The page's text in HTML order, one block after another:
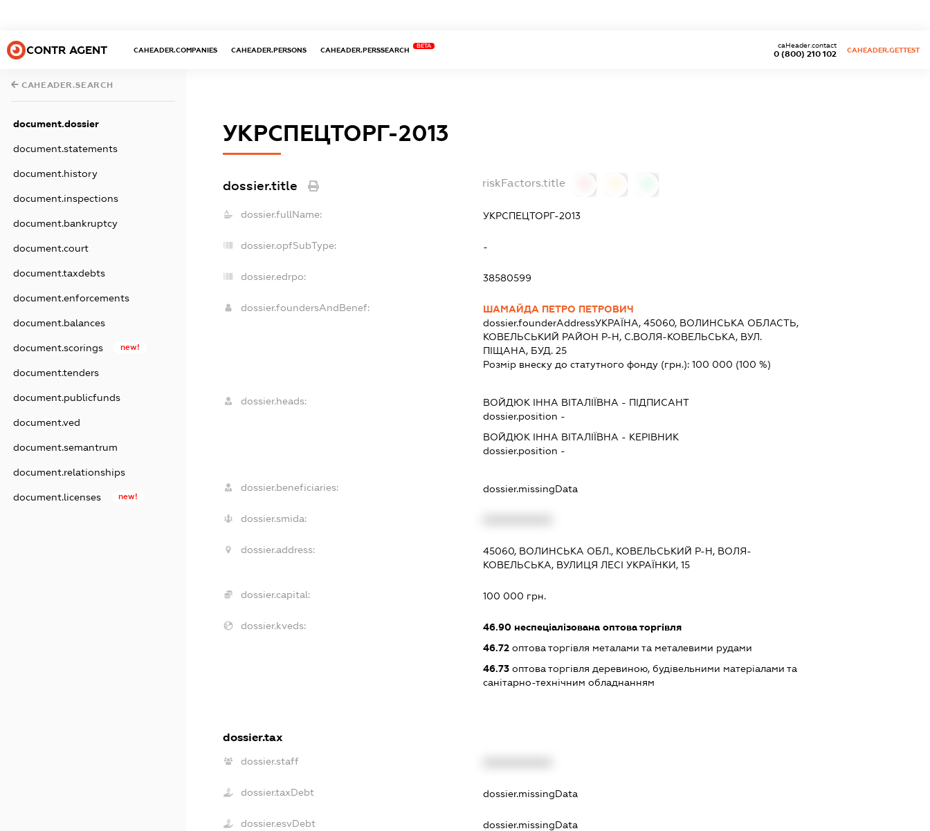
CONTR AGENT CAHEADER.COMPANIES CAHEADER.PERSONS CAHEADER.PERSSEARCH
BETA
0 (800) 210 102
caHeader.contact
CAHEADER.GETTEST
CAHEADER.SEARCH
document.dossier
document.statements
document.history
document.inspections
document.bankruptcy
document.court
document.taxdebts
document.enforcements
document.balances
document.scorings new!
document.tenders
document.publicfunds
document.ved
document.semantrum
document.relationships
document.licenses new!
УКРСПЕЦТОРГ-2013
dossier.title riskFactors.title
dossier.fullName: УКРСПЕЦТОРГ-2013
dossier.opfSubType: -
dossier.edrpo: 38580599
dossier.foundersAndBenef:
ШАМАЙДА ПЕТРО ПЕТРОВИЧ
dossier.founderAddressУКРАЇНА, 45060, ВОЛИНСЬКА ОБЛАСТЬ,
КОВЕЛЬСЬКИЙ РАЙОН Р-Н, С.ВОЛЯ-КОВЕЛЬСЬКА, ВУЛ.
ПІЩАНА, БУД. 25
Розмір внеску до статутного фонду (грн.): 100 000 (100 %)
dossier.heads: ВОЙДЮК ІННА ВІТАЛІЇВНА - ПІДПИСАНТ
dossier.position -
ВОЙДЮК ІННА ВІТАЛІЇВНА - КЕРІВНИК
dossier.position -
dossier.beneficiaries: dossier.missingData
dossier.smida:
dossier.address:
45060, ВОЛИНСЬКА ОБЛ., КОВЕЛЬСЬКИЙ Р-Н, ВОЛЯ-
КОВЕЛЬСЬКА, ВУЛИЦЯ ЛЕСІ УКРАЇНКИ, 15
dossier.capital: 100 000 грн.
dossier.kveds: 46.90неспеціалізована оптова торгівля
46.72оптова торгівля металами та металевими рудами
46.73оптова торгівля деревиною, будівельними матеріалами та
санітарно-технічним обладнанням
dossier.tax
dossier.staff
dossier.taxDebt dossier.missingData
dossier.esvDebt dossier.missingData